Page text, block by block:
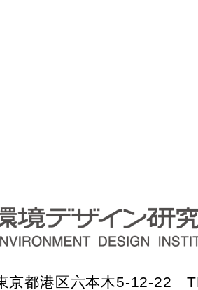
都港区六本木5-12-22